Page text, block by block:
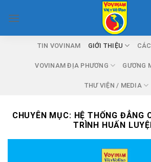
TIN VOVINAM GIỚI THIỆU
VOVINAM ĐỊA PHƯƠNG GƯƠNG
THƯ VIỆN / MEDIA
CHUYÊN MỤC: HỆ THỐNG ĐẲNG
TRÌNH HUẤN